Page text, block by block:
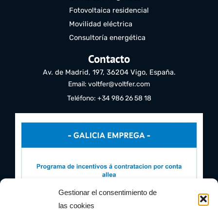
Gestionar el consentimiento de
las cookies
Fotovoltaica residencial
Movilidad eléctrica
Consultoría energética
Contacto
Av. de Madrid, 197, 36204 Vigo, España.
Email: voltfer@voltfer.com
Teléfono: +34 986 26 58 18